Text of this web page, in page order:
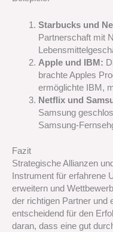
Starbucks und
Partnerschaft mit
Apple und IBM:
brachte Apples
ermöglichte IBM,
Netflix und
Samsung
Samsung-
Fazit
Strategische Allianzen
Instrument für erfahrene
erweitern und
der richtigen Partner und
entscheidend für den
daran, dass eine gut